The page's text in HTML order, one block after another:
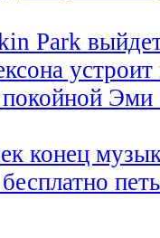
Park
устроит
Эми
конец